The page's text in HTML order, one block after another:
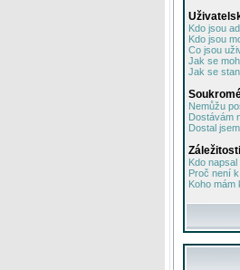
Kdo jsou
Kdo jsou
Co jsou
Jak se
Jak se
Nemůžu
Dostávám
Dostal
Kdo
Proč není
Koho mám